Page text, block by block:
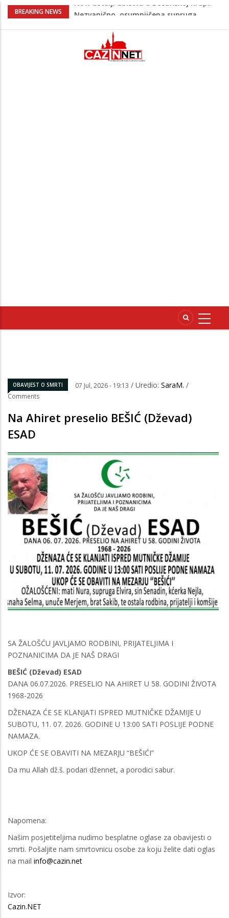
BREAKING NEWS
Na Ahiret preselila Bešić (rođ. Blažević)
Na Ahiret preselio ŠUPUK (Refik) ŠEFIK
Evo koje države su zasad za, a koje
protiv Infantina na izborima: Srbija i
OBAVIJEST O SMRTI 07 Jul, 2026 - 19:13 / Uredio: SaraM. /
Comments
Na Ahiret preselio BEŠIĆ (Dževad)
ESAD
SA ŽALOŠĆU JAVLJAMO RODBINI, PRIJATELJIMA I
POZNANICIMA DA JE NAŠ DRAGI
BEŠIĆ (Dževad) ESAD
DANA 06.07.2026. PRESELIO NA AHIRET U 58. GODINI ŽIVOTA
1968-2026
DŽENAZA ĆE SE KLANJATI ISPRED MUTNIČKE DŽAMIJE U
SUBOTU, 11. 07. 2026. GODINE U 13:00 SATI POSLIJE PODNE
NAMAZA.
UKOP ĆE SE OBAVITI NA MEZARJU “BEŠIĆI”
Da mu Allah dž.š. podari džennet, a porodici sabur.
Napomena:
Našim posjetiteljima nudimo besplatne oglase za obavijesti o
smrti. Pošaljite nam smrtovnicu osobe za koju želite dati oglas
na mail info@cazin.net
Izvor:
Cazin.NET